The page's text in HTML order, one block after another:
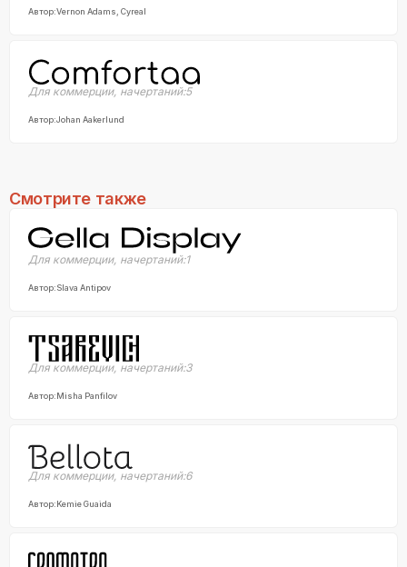
Автор:Vernon Adams, Cyreal
Для коммерции, начертаний:5
Автор:Johan Aakerlund
Смотрите также
Для коммерции, начертаний:1
Автор:Slava Antipov
Для коммерции, начертаний:3
Автор:Misha Panfilov
Для коммерции, начертаний:6
Автор:Kemie Guaida